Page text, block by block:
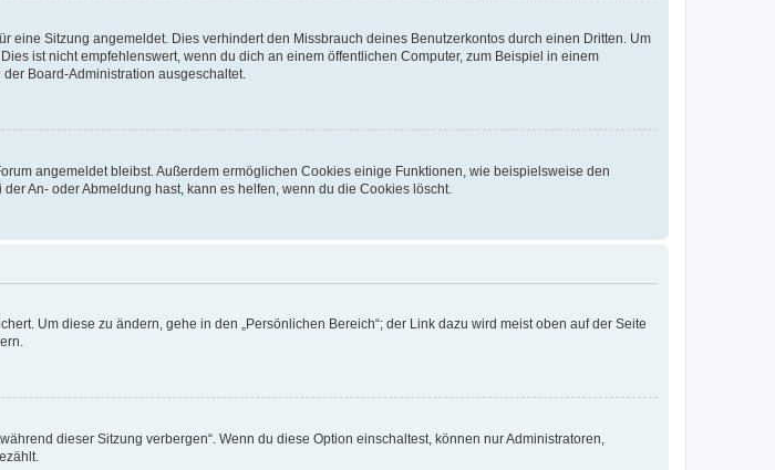
eine Sitzung angemeldet. Dies verhindert den Missbrauch deines Benutzerkontos durch einen Dritten. Um
ist nicht empfehlenswert, wenn du dich an einem öffentlichen Computer, zum Beispiel in einem
Board-Administration ausgeschaltet.
angemeldet bleibst. Außerdem ermöglichen Cookies einige Funktionen, wie beispielsweise den
An- oder Abmeldung hast, kann es helfen, wenn du die Cookies löscht.
Um diese zu ändern, gehe in den „Persönlichen Bereich“; der Link dazu wird meist oben auf der Seite
dieser Sitzung verbergen“. Wenn du diese Option einschaltest, können nur Administratoren,